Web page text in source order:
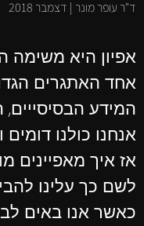
ד"ר עופר מונר | דצמבר 2018
אפיון היא משימה
אחד האתגרים
המידע הבסיסייים,
אנחנו כולנו דומים
אז איך מאפיינים
לשם כך עלינו
כאשר אנו באים